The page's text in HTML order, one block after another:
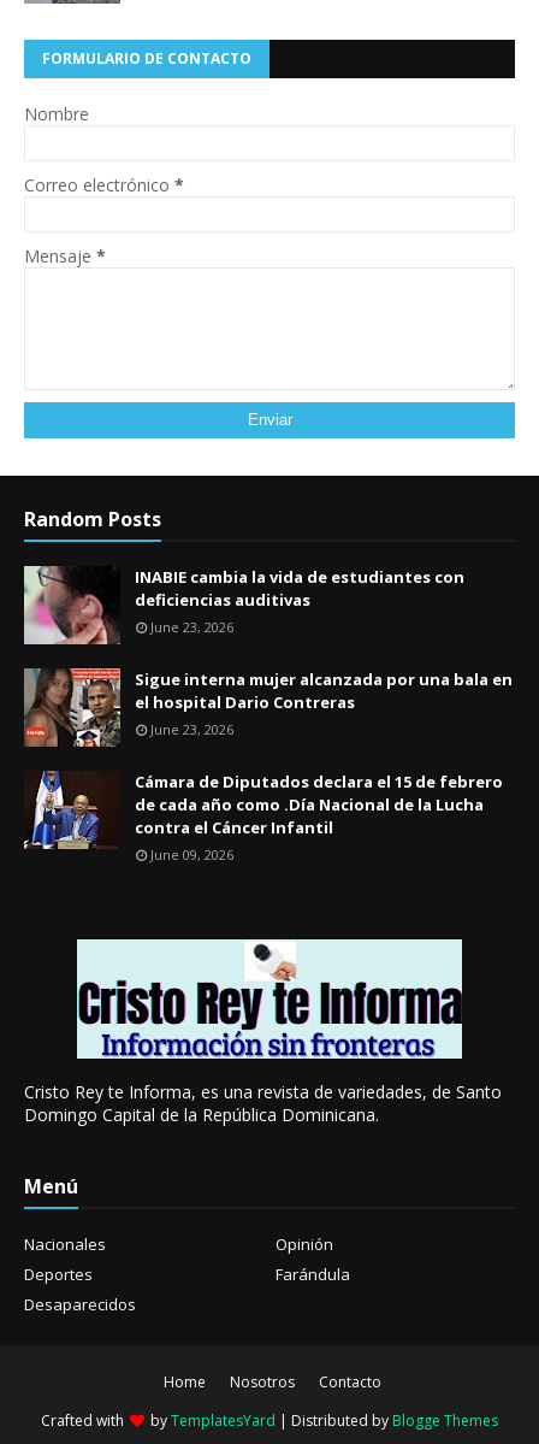
FORMULARIO DE CONTACTO
Nombre
Correo electrónico *
Mensaje *
Random Posts
INABIE cambia la vida de estudiantes con
deficiencias auditivas
June 23, 2026
Sigue interna mujer alcanzada por una bala en
el hospital Dario Contreras
June 23, 2026
Cámara de Diputados declara el 15 de febrero
de cada año como .Día Nacional de la Lucha
contra el Cáncer Infantil
June 09, 2026
Cristo Rey te Informa, es una revista de variedades, de Santo
Domingo Capital de la República Dominicana.
Menú
Nacionales
Opinión
Deportes
Farándula
Desaparecidos
Home Nosotros
Contacto
Crafted with
byTemplatesYard | Distributed by Blogge Themes